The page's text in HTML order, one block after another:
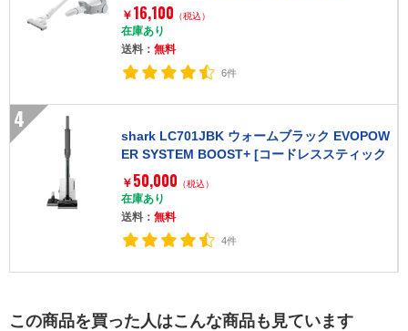
￥ 16,100 （税込）
在庫あり
送料：無料
6件
4
shark LC701JBK ウォームブラック EVOPOW
ER SYSTEM BOOST+ [コードレススティック
クリーナー]
￥ 50,000 （税込）
在庫あり
送料：無料
4件
この商品を買った人はこんな商品も見ています